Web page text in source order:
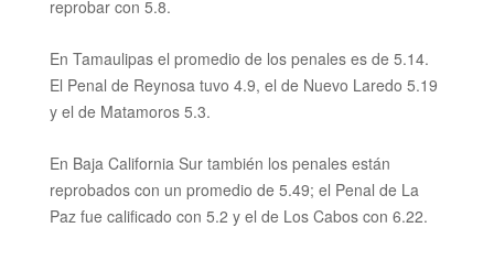
reprobar con 5.8.
En Tamaulipas el promedio de los penales es de 5.14.
El Penal de Reynosa tuvo 4.9, el de Nuevo Laredo 5.19
y el de Matamoros 5.3.
En Baja California Sur también los penales están
reprobados con un promedio de 5.49; el Penal de La
Paz fue calificado con 5.2 y el de Los Cabos con 6.22.